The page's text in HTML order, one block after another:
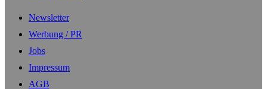
Newsletter
Werbung / PR
Jobs
Impressum
AGB